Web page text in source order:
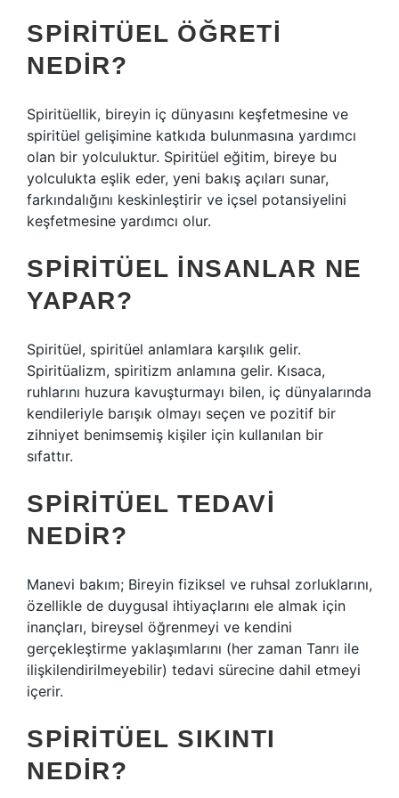
SPIRITÜEL ÖĞRETI
NEDIR?
Spiritüellik, bireyin iç dünyasını keşfetmesine ve
spiritüel gelişimine katkıda bulunmasına yardımcı
olan bir yolculuktur. Spiritüel eğitim, bireye bu
yolculukta eşlik eder, yeni bakış açıları sunar,
farkındalığını keskinleştirir ve içsel potansiyelini
keşfetmesine yardımcı olur.
SPIRITÜEL INSANLAR NE
YAPAR?
Spiritüel, spiritüel anlamlara karşılık gelir.
Spiritüalizm, spiritizm anlamına gelir. Kısaca,
ruhlarını huzura kavuşturmayı bilen, iç dünyalarında
kendileriyle barışık olmayı seçen ve pozitif bir
zihniyet benimsemiş kişiler için kullanılan bir
sıfattır.
SPIRITÜEL TEDAVI
NEDIR?
Manevi bakım; Bireyin fiziksel ve ruhsal zorluklarını,
özellikle de duygusal ihtiyaçlarını ele almak için
inançları, bireysel öğrenmeyi ve kendini
gerçekleştirme yaklaşımlarını (her zaman Tanrı ile
ilişkilendirilmeyebilir) tedavi sürecine dahil etmeyi
içerir.
SPIRITÜEL SIKINTI
NEDIR?